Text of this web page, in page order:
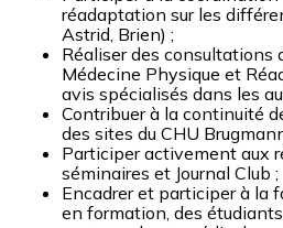
réadaptation sur les
Astrid, Brien) ;
Réaliser des consultations
Médecine Physique et
avis spécialisés dans les
Contribuer à la continuité
des sites du CHU
Participer activement aux
séminaires et Journal Club ;
Encadrer et participer à la
en formation, des